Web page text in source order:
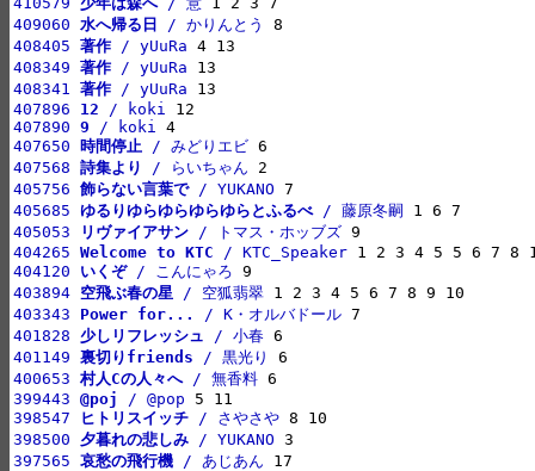
409060 水へ帰る日 / かりんとう
408405 著作 / yUuRa
408349 著作 / yUuRa
408341 著作 / yUuRa
407896 12 / koki
407890 9 / koki
407650
時間停止 / みどりエビ
407568 詩集より / らいちゃん
405756 飾らない言葉で / YUKANO
405685 ゆるりゆらゆらゆらゆらとふるべ / 藤原冬嗣
405053
リヴァイアサン / トマス・ホッブズ
404265 Welcome to KTC / KTC_Speaker
404120 いくぞ / こんにゃろ
403894 空飛ぶ春の星 / 空狐翡翠
403343 Power for... / K・オルバドール
401828 少しリフレッシュ / 小春
401149 裏切りfriends / 黒光り
400653 村人Cの人々へ / 無香料
399443 @poj / @pop
398547
ヒトリスイッチ / さやさや
398500 夕暮れの悲しみ / YUKANO
397565 哀愁の飛行機 / あじあん